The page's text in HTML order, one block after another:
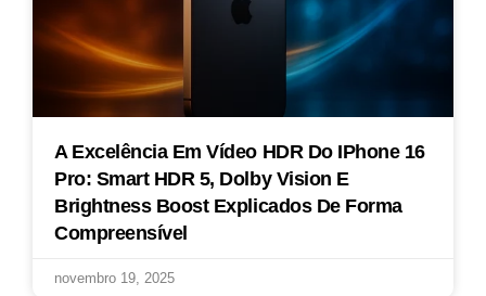
A Excelência Em Vídeo HDR Do IPhone 16
Pro: Smart HDR 5, Dolby Vision E
Brightness Boost Explicados De Forma
Compreensível
novembro 19, 2025